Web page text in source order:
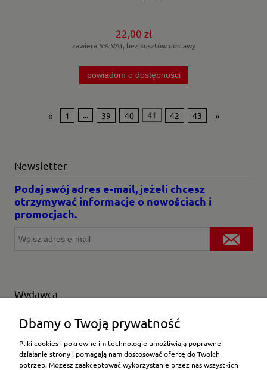
22,00 zł
zawiera 5% VAT, bez kosztów dostawy
powiadom o dostępności
« 1 ... 39 40 41 42 43 »
Newsletter
Podaj swój adres e-mail, jeżeli chcesz
otrzymywać informacje o nowościach i
promocjach.
Wydawca
Wybierz producenta
Dbamy o Twoją prywatność
Pliki cookies i pokrewne im technologie umożliwiają poprawne
działanie strony i pomagają nam dostosować ofertę do Twoich
potrzeb. Możesz zaakceptować wykorzystanie przez nas wszystkich